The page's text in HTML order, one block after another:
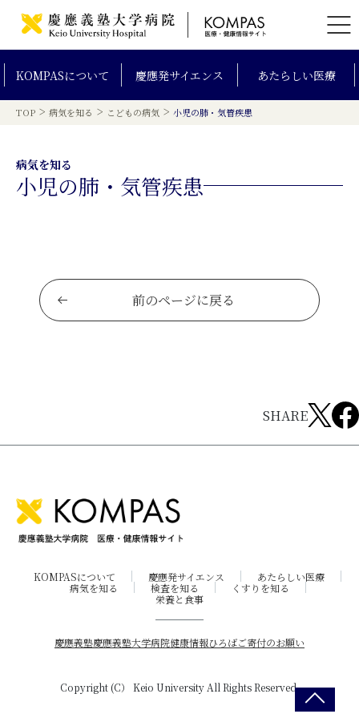
KOMPASについて 慶應発サイエンス あたらしい医療
TOP > 病気を知る > こどもの病気 > 小児の肺・気管疾患
病気を知る
小児の肺・気管疾患
前のページに戻る
SHARE
KOMPASについて 慶應発サイエンス
あたらしい医療
病気を知る
検査を知る
くすりを知る
栄養と食事
慶應義塾慶應義塾大学病院健康情報ひろばご寄付のお願い
Copyright (C） Keio University All Rights Reserved.